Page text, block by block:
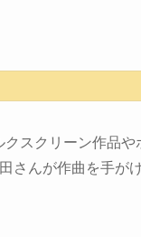
スクリーン作品
さんが作曲を手が